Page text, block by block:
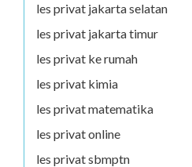
les privat jakarta selatan
les privat jakarta timur
les privat ke rumah
les privat kimia
les privat matematika
les privat online
les privat sbmptn